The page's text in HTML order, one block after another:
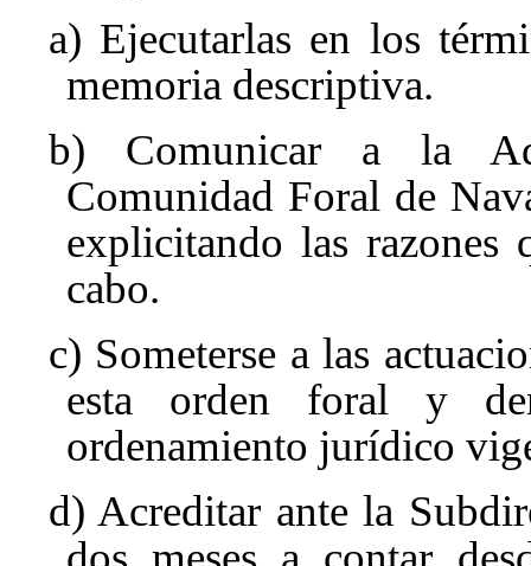
a) Ejecutarlas en los
memoria descriptiva.
b) Comunicar a la
Comunidad Foral de
explicitando las razones
cabo.
c) Someterse a las
esta orden foral y
ordenamiento jurídico
d) Acreditar ante la